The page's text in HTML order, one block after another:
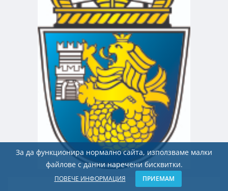
За да функционира нормално сайта, използваме малки
файлове с данни наречени бисквитки.
ПОВЕЧЕ ИНФОРМАЦИЯ ПРИЕМАМ